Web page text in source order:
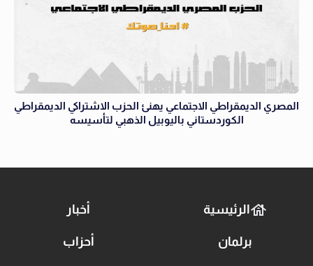
المصري الديمقراطي الاجتماعي يهنئ الحزب الاشتراكي الديمقراطي
الكوردستاني باليوبيل الذهبي لتأسيسه
الرئيسية أخبار
برلمان أحزاب